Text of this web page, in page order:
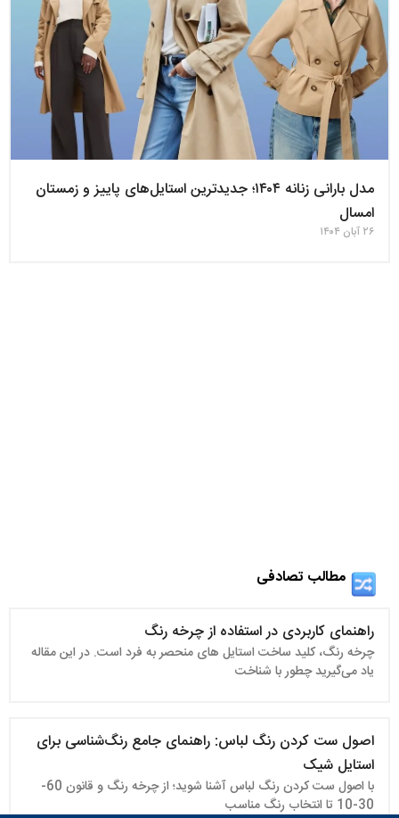
مدل بارانی زنانه ۱۴۰۴؛ جدیدترین استایل‌های پاییز و زمستان
امسال
۲۶ آبان ۱۴۰۴
مطالب تصادفی
راهنمای کاربردی در استفاده از چرخه رنگ
چرخه رنگ، کلید ساخت استایل‌ های منحصر به‌ فرد است. در این مقاله
یاد می‌گیرید چطور با شناخت
اصول ست کردن رنگ‌ لباس: راهنمای جامع رنگ‌شناسی برای
استایل شیک
با اصول ست کردن رنگ لباس آشنا شوید؛ از چرخه رنگ و قانون 60-
30-10 تا انتخاب رنگ مناسب